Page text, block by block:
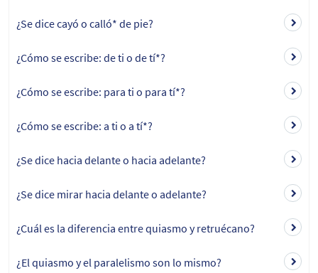
¿Se dice cayó o calló* de pie?
¿Cómo se escribe: de ti o de tí*?
¿Cómo se escribe: para ti o para tí*?
¿Cómo se escribe: a ti o a tí*?
¿Se dice hacia delante o hacia adelante?
¿Se dice mirar hacia delante o adelante?
¿Cuál es la diferencia entre quiasmo y retruécano?
¿El quiasmo y el paralelismo son lo mismo?